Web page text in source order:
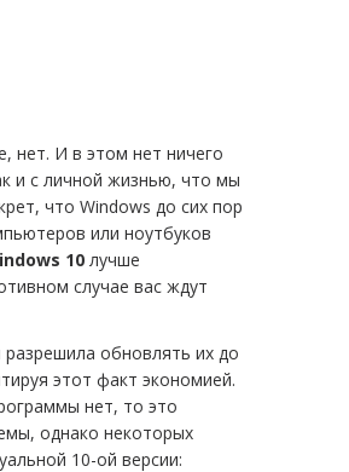
нет. И в этом нет ничего
и с личной жизнью, что мы
что Windows до сих пор
или ноутбуков
10лучше
случае вас ждут
обновлять их до
этот факт экономией.
нет, то это
однако некоторых
10-ой версии: